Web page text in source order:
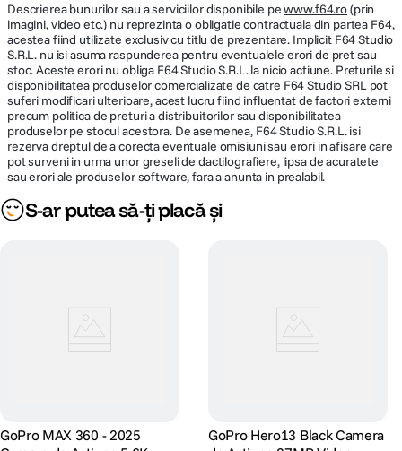
Activare la comanda vocala: Da
Transfer automat de fisiere catre smartphone: Da
Video Time Lapse: Da
Video Slo-Mo: Da, 8x
Live Streaming: Da
SuperPhoto: Da
Video TimeWarp: Da
GP1 Chip: Da
Advanced Metadata: Da
Audio
Intrare microfon Da
Format audio WAV
ALIMENTARE:
Alimentare
Acumulator reincarcabil Li-Ion 3.85 VDC
1220mAH
Descrierea bunurilor sau a serviciilor disponibile pewww.f64.ro(prin
imagini, video etc.) nu reprezinta o obligatie contractuala din partea F64,
acestea fiind utilizate exclusiv cu titlu de prezentare. Implicit F64 Studio
S.R.L. nu isi asuma raspunderea pentru eventualele erori de pret sau
stoc. Aceste erori nu obliga F64 Studio S.R.L. la nicio actiune. Preturile si
disponibilitatea produselor comercializate de catre F64 Studio SRL pot
suferi modificari ulterioare, acest lucru fiind influentat de factori externi
precum politica de preturi a distribuitorilor sau disponibilitatea
produselor pe stocul acestora. De asemenea, F64 Studio S.R.L. isi
rezerva dreptul de a corecta eventuale omisiuni sau erori in afisare care
pot surveni in urma unor greseli de dactilografiere, lipsa de acuratete
sau erori ale produselor software, fara a anunta in prealabil.
S-ar putea să-ți placă și
GoPro MAX 360 - 2025
GoPro Hero13 Black Camera